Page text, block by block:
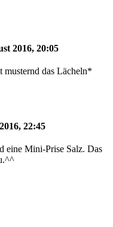
2016, 20:05
musternd das Lächeln*
22:45
eine Mini-Prise Salz. Das